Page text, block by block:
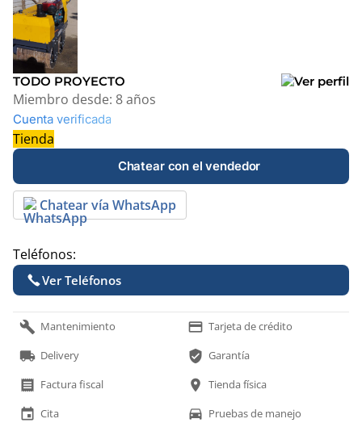
+
−
TODO PROYECTO
Miembro desde: 8 años
Cuenta verificada
Tienda
Chatear con el vendedor
Chatear vía WhatsApp
Teléfonos:
Ver Teléfonos
build Mantenimiento payment Tarjeta de crédito
local_shipping Delivery verified_user Garantía
receipt Factura fiscal location_on Tienda física
event Cita time_to_leave Pruebas de manejo